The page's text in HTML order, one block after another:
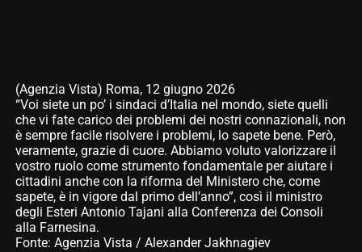
(Agenzia Vista) Roma, 12 giugno 2026
“Voi siete un po’ i sindaci d’Italia nel mondo, siete quelli
che vi fate carico dei problemi dei nostri connazionali, non
è sempre facile risolvere i problemi, lo sapete bene. Però,
veramente, grazie di cuore. Abbiamo voluto valorizzare il
vostro ruolo come strumento fondamentale per aiutare i
cittadini anche con la riforma del Ministero che, come
sapete, è in vigore dal primo dell’anno”, così il ministro
degli Esteri Antonio Tajani alla Conferenza dei Consoli
alla Farnesina.
Fonte: Agenzia Vista / Alexander Jakhnagiev